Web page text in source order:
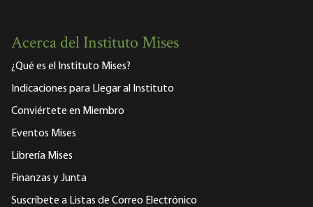
Acerca del Instituto Mises
¿Qué es el Instituto Mises?
Indicaciones para Llegar al Instituto
Conviértete en Miembro
Eventos Mises
Librería Mises
Finanzas y Junta
Suscríbete a Listas de Correo Electrónico